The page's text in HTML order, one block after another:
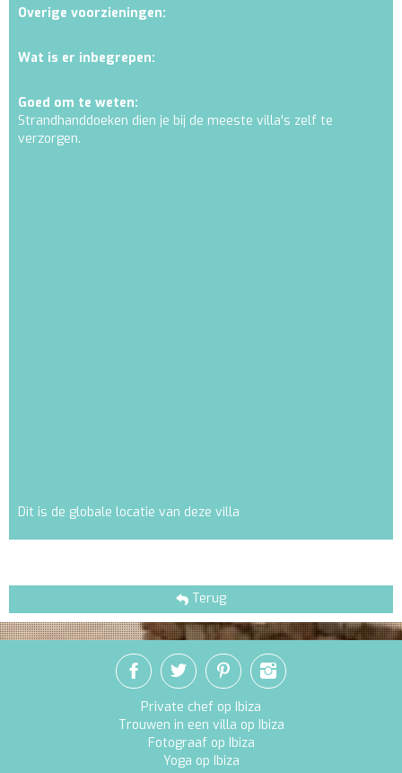
Overige voorzieningen:
Wat is er inbegrepen:
Goed om te weten:
Strandhanddoeken dien je bij de meeste villa's zelf te
verzorgen.
Dit is de globale locatie van deze villa
Terug
Private chef op Ibiza
Trouwen in een villa op Ibiza
Fotograaf op Ibiza
Yoga op Ibiza